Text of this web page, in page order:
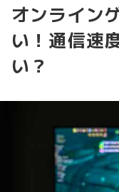
オンライン
い！通信速
い？